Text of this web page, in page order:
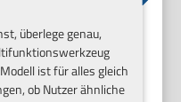
überlege genau,
ist für alles gleich
ob Nutzer ähnliche